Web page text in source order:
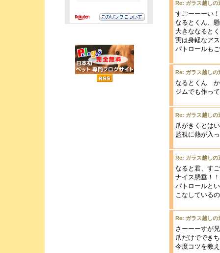
Re: ガラス越しの
すごーーーい
なるとくん、
大きななると
実は身軽なア
パトロールも
Re: ガラス越しの
なるとくん か
ジムでも作っ
Re: ガラス越しの
爪がきくとは
監視に熱が入
Re: ガラス越しの
なると君、す
ナイス懸垂！！
パトロールと
こなしている
Re: ガラス越しの
さーーーすが
爪だけででき
今度コツを教